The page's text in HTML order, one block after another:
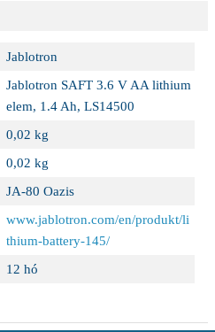
Jablotron
Jablotron SAFT 3.6 V AA lithium
elem, 1.4 Ah, LS14500
0,02 kg
0,02 kg
JA-80 Oazis
www.jablotron.com/en/produkt/li
thium-battery-145/
12 hó